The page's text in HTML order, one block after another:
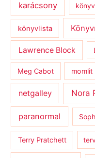
karácsony
könyvlista
Lawrence Block
Meg Cabot momlit
netgalley Nora
paranormal
Terry Pratchett